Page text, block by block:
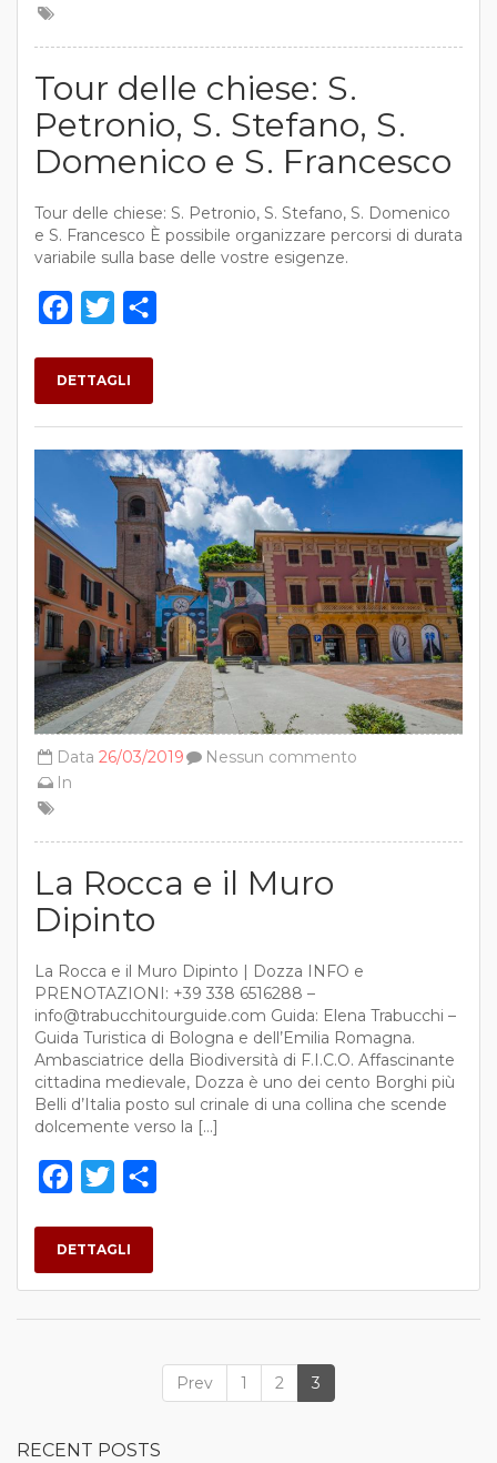
Tour delle chiese: S.
Petronio, S. Stefano, S.
Domenico e S. Francesco
Tour delle chiese: S. Petronio, S. Stefano, S. Domenico
e S. Francesco È possibile organizzare percorsi di durata
variabile sulla base delle vostre esigenze.
Facebook
Twitter
Data 26/03/2019
In
Nessun commento
La Rocca e il Muro
Dipinto
La Rocca e il Muro Dipinto | Dozza INFO e
PRENOTAZIONI: ‭+39 338 6516288‬ –
info@trabucchitourguide.com Guida: Elena Trabucchi –
Guida Turistica di Bologna e dell’Emilia Romagna.
Ambasciatrice della Biodiversità di F.I.C.O. Affascinante
cittadina medievale, Dozza è uno dei cento Borghi più
Belli d’Italia posto sul crinale di una collina che scende
dolcemente verso la […]
Facebook
Twitter
Prev 1 2 3
RECENT POSTS